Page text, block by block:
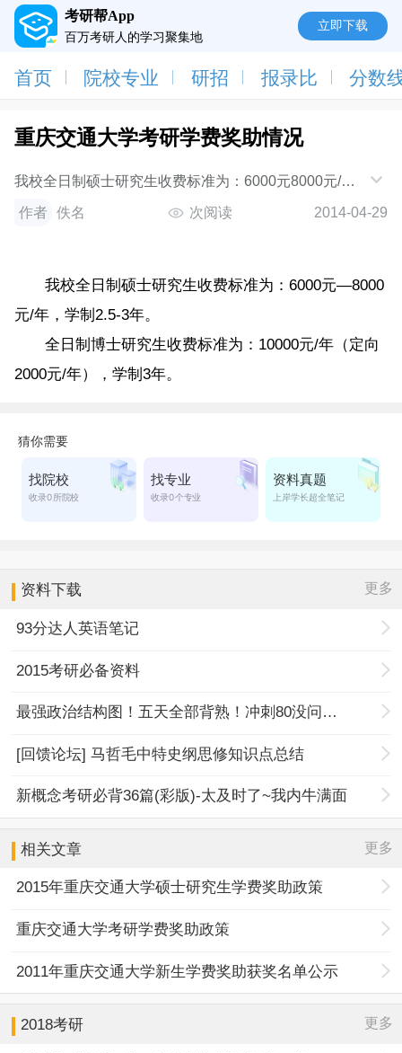
考研帮App
百万考研人的学习聚集地
立即下载
首页 院校专业 研招 报录比 分数
重庆交通大学考研学费奖助情况
我校全日制硕士研究生收费标准为：6000元8000元/
年，学制2.5-3年。全日制博士研究生收费标准为：
10000元/年（定向2000元/年），学制3年。
作者 佚名 次阅读 2014-04-29
我校全日制硕士研究生收费标准为：6000元—8000
元/年，学制2.5-3年。
全日制博士研究生收费标准为：10000元/年（定向
2000元/年），学制3年。
资料下载 更多
93分达人英语笔记
2015考研必备资料
最强政治结构图！五天全部背熟！冲刺80没问题！
[回馈论坛] 马哲毛中特史纲思修知识点总结
新概念考研必背36篇(彩版)-太及时了~我内牛满面
相关文章 更多
2015年重庆交通大学硕士研究生学费奖助政策
重庆交通大学考研学费奖助政策
2011年重庆交通大学新生学费奖助获奖名单公示
2018考研 更多